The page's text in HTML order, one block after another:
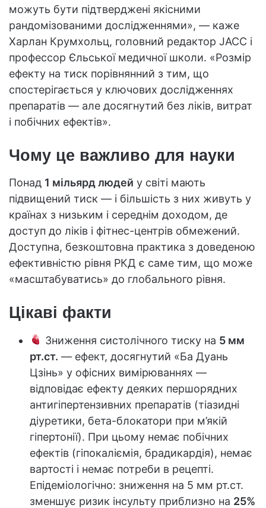
можуть бути підтверджені якісними
рандомізованими дослідженнями», — каже
Харлан Крумхольц, головний редактор JACC і
профессор Єльської медичної школи. «Розмір
ефекту на тиск порівнянний з тим, що
спостерігається у ключових дослідженнях
препаратів — але досягнутий без ліків, витрат
і побічних ефектів».
Чому це важливо для науки
Понад 1 мільярд людей у світі мають
підвищений тиск — і більшість з них живуть у
країнах з низьким і середнім доходом, де
доступ до ліків і фітнес-центрів обмежений.
Доступна, безкоштовна практика з доведеною
ефективністю рівня РКД є саме тим, що може
«масштабуватись» до глобального рівня.
Цікаві факти
Зниження систолічного тиску на 5 мм
рт.ст. — ефект, досягнутий «Ба Дуань
Цзінь» у офісних вимірюваннях —
відповідає ефекту деяких першорядних
антигіпертензивних препаратів (тіазидні
діуретики, бета-блокатори при м’якій
гіпертонії). При цьому немає побічних
ефектів (гіпокаліємія, брадикардія), немає
вартості і немає потреби в рецепті.
Епідеміологічно: зниження на 5 мм рт.ст.
зменшує ризик інсульту приблизно на 25%